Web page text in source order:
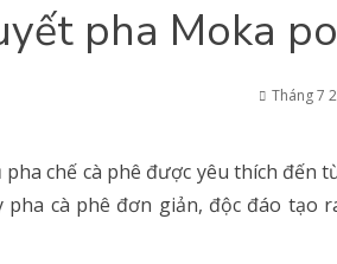
pha Moka
Tháng 7
chế cà phê được yêu thích đến
cà phê đơn giản, độc đáo tạo